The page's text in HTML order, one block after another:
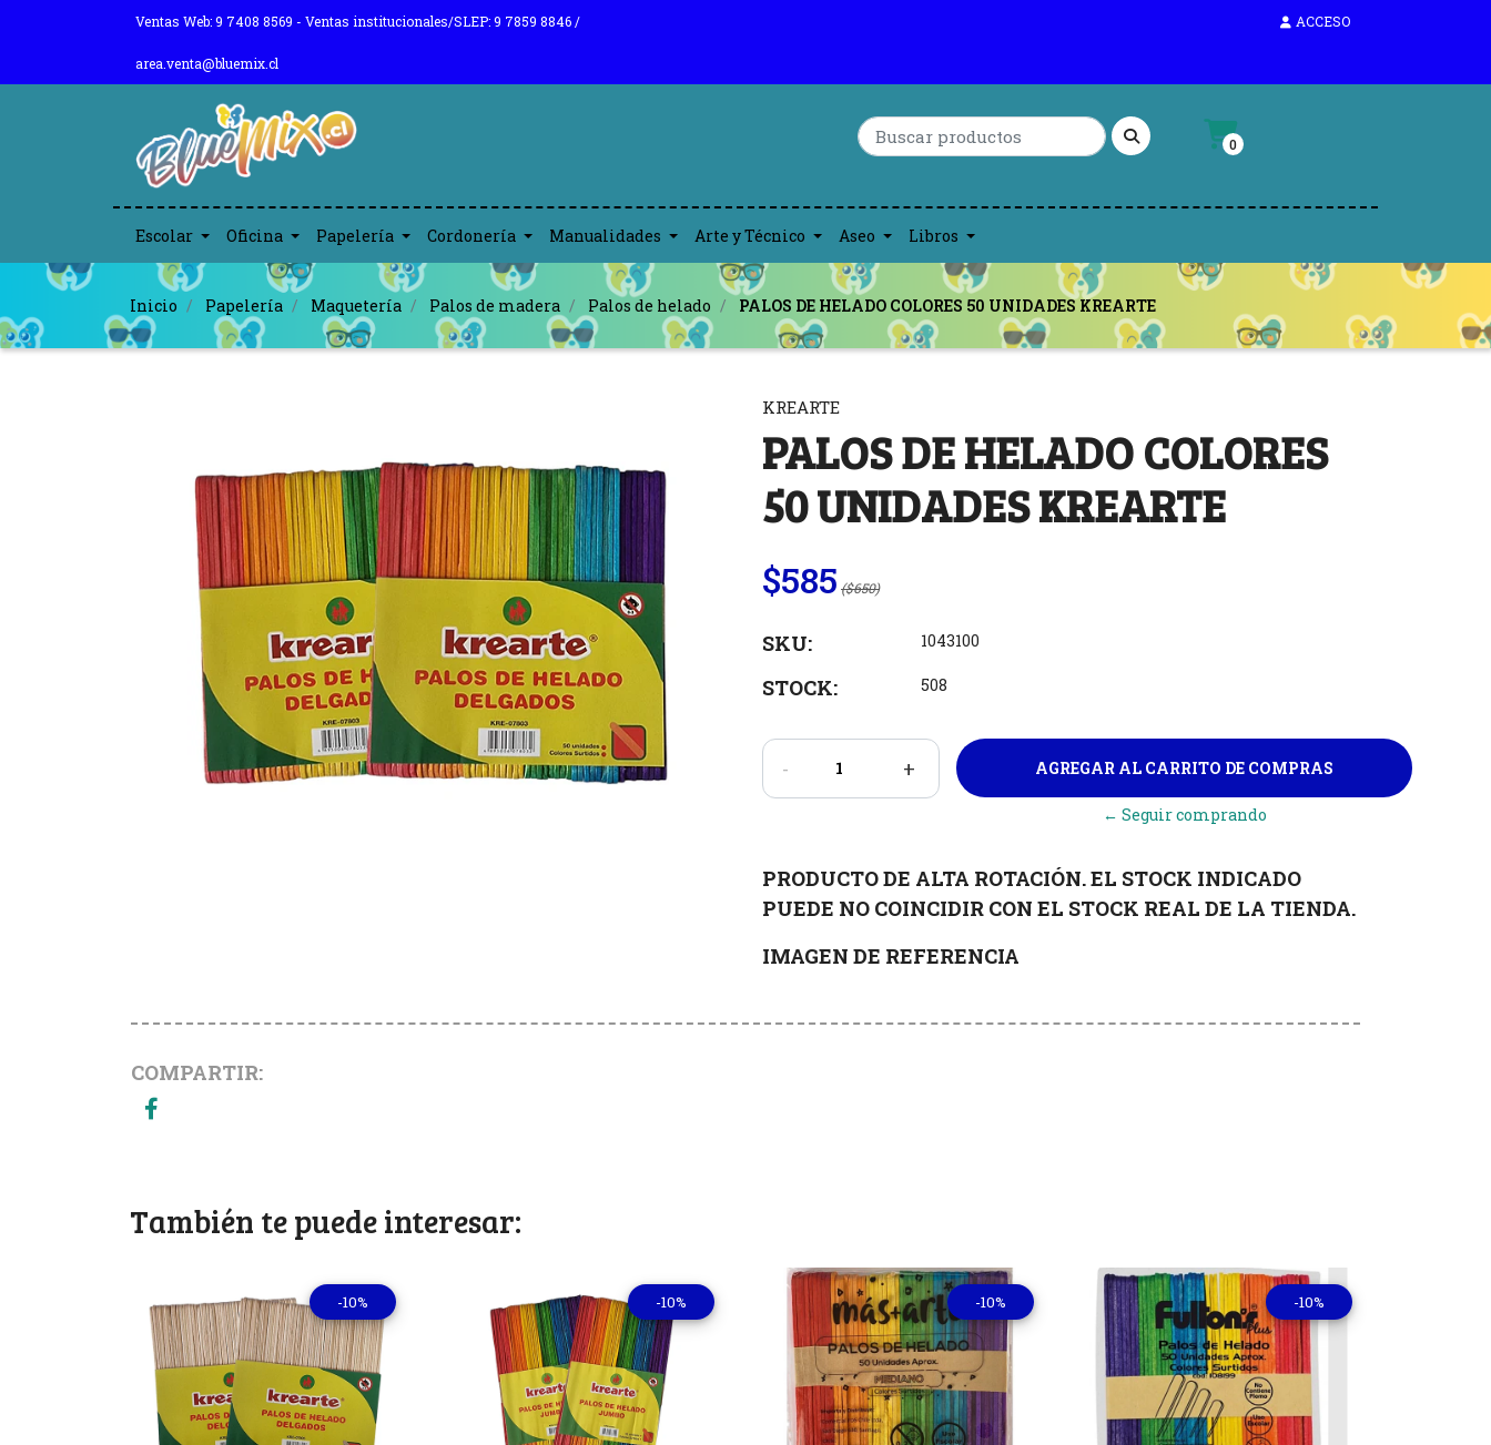
Ventas Web: 9 7408 8569 - Ventas institucionales/SLEP: 9 7859 8846 /
area.venta@bluemix.cl
ACCESO
0
Escolar Oficina Papelería Cordonería Manualidades Arte y Técnico Aseo Libros
Inicio Papelería Maquetería Palos de madera Palos de helado PALOS DE HELADO COLORES 50 UNIDADES KREARTE
KREARTE
PALOS DE HELADO COLORES
50 UNIDADES KREARTE
$585 ($650)
SKU: 1043100
STOCK: 508
- +
← Seguir comprando
PRODUCTO DE ALTA ROTACIÓN. EL STOCK INDICADO
PUEDE NO COINCIDIR CON EL STOCK REAL DE LA TIENDA.
IMAGEN DE REFERENCIA
COMPARTIR:
También te puede interesar:
-10% -10% -10% -10%